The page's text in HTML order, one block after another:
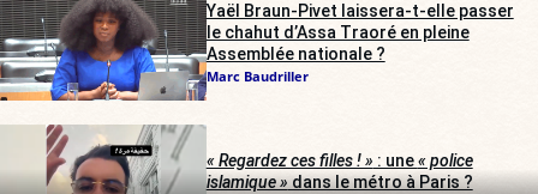
Yaël Braun-Pivet laissera-t-elle passer
le chahut d’Assa Traoré en pleine
Assemblée nationale ?
Marc Baudriller
« Regardez ces filles ! » : une« police
islamique »dans le métro à Paris ?